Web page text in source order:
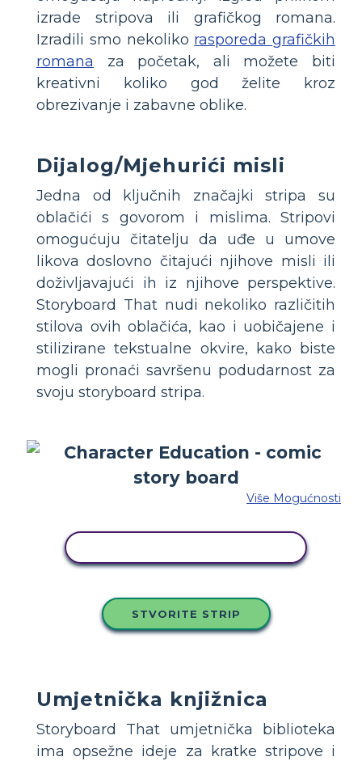
izrade stripova ili grafičkog romana.
Izradili smo nekoliko rasporeda grafičkih
romana za početak, ali možete biti
kreativni koliko god želite kroz
obrezivanje i zabavne oblike.
Dijalog/Mjehurići misli
Jedna od ključnih značajki stripa su
oblačići s govorom i mislima. Stripovi
omogućuju čitatelju da uđe u umove
likova doslovno čitajući njihove misli ili
doživljavajući ih iz njihove perspektive.
Storyboard That nudi nekoliko različitih
stilova ovih oblačića, kao i uobičajene i
stilizirane tekstualne okvire, kako biste
mogli pronaći savršenu podudarnost za
svoju storyboard stripa.
Više Mogućnosti
STVORITE STRIP
Umjetnička knjižnica
Storyboard That umjetnička biblioteka
ima opsežne ideje za kratke stripove i